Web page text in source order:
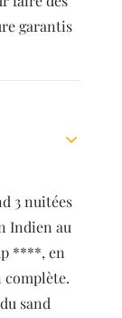
garantis
3 nuitées
Indien au
****, en
complète.
sand